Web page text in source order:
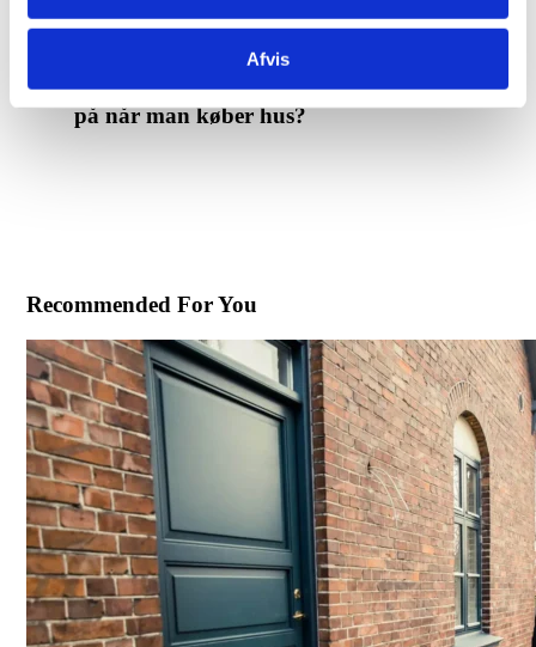
Afvis
Next PostHvad skal man være opmærksom
på når man køber hus?
Recommended For You